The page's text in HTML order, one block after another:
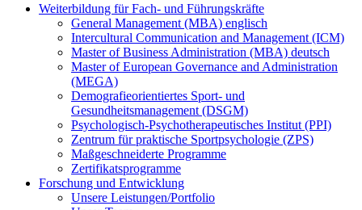
Weiterbildung für Fach- und Führungskräfte
General Management (MBA) englisch
Intercultural Communication and Management (ICM)
Master of Business Administration (MBA) deutsch
Master of European Governance and Administration
(MEGA)
Demografieorientiertes Sport- und
Gesundheitsmanagement (DSGM)
Psychologisch-Psychotherapeutisches Institut (PPI)
Zentrum für praktische Sportpsychologie (ZPS)
Maßgeschneiderte Programme
Zertifikatsprogramme
Forschung und Entwicklung
Unsere Leistungen/Portfolio